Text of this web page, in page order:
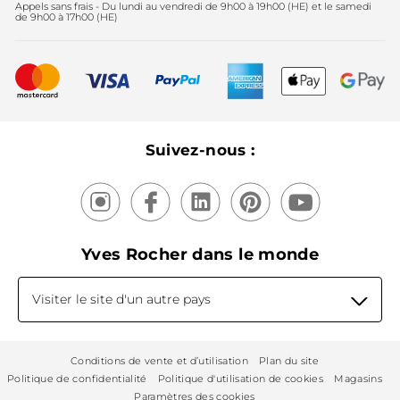
2025
Fête des mères
Nouveautés
Recyclage
Appels sans frais - Du lundi au vendredi de 9h00 à 19h00 (HE) et le samedi
de 9h00 à 17h00 (HE)
Suivez-nous :
Yves Rocher dans le monde
Visiter le site d'un autre pays
Conditions de vente et d’utilisation
Plan du site
Politique de confidentialité
Politique d'utilisation de cookies
Magasins
Paramètres des cookies